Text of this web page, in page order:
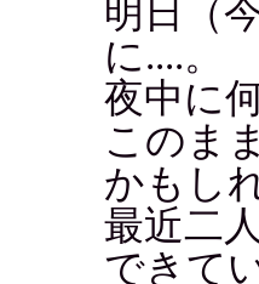
明日（
に....。
夜中に
このま
かもし
最近二
できて